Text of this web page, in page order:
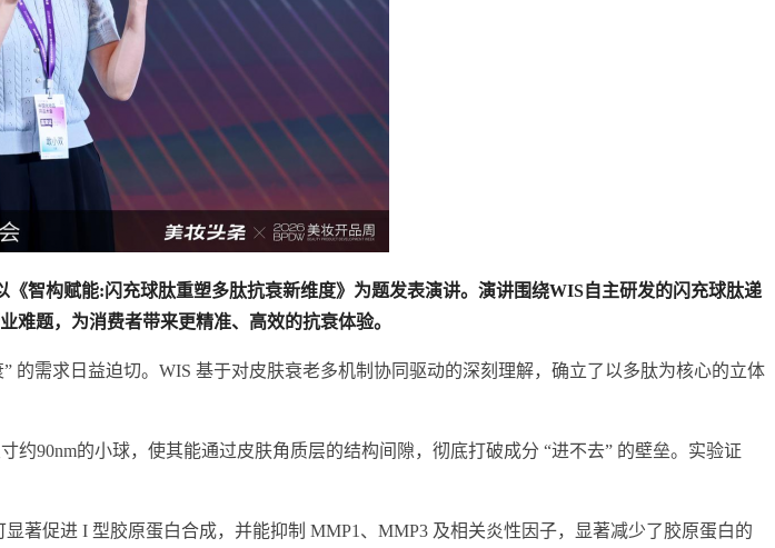
智构赋能:闪充球肽重塑多肽抗衰新维度》为题发表演讲。演讲围绕WIS自主研发的闪充球肽递
题，为消费者带来更精准、高效的抗衰体验。
的需求日益迫切。WIS 基于对皮肤衰老多机制协同驱动的深刻理解，确立了以多肽为核心的立体
90nm的小球，使其能通过皮肤角质层的结构间隙，彻底打破成分 “进不去” 的壁垒。实验证
促进 I 型胶原蛋白合成，并能抑制 MMP1、MMP3 及相关炎性因子，显著减少了胶原蛋白的